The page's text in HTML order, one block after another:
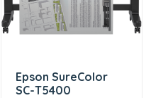
Epson SureColor
SC-T5400